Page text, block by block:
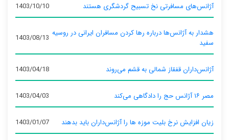
آژانس‌های مسافرتی نخ تسبیح گردشگری هستند 1403/10/10
هشدار به آژانس‌ها درباره رها کردن مسافران ایرانی در روسیه
سفید
1403/08/13
آژانس‌داران قفقاز شمالی به قشم می‌روند 1403/04/18
مصر ۱۶ آژانس حج را دادگاهی می‌کند 1403/04/03
زیان افزایش نرخ بلیت موزه ها را آژانس‌داران باید بدهند 1403/01/07